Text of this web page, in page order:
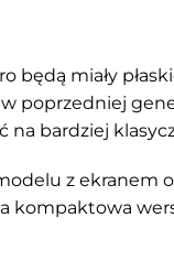
będą miały
poprzedniej
bardziej
z ekranem
kompaktowa